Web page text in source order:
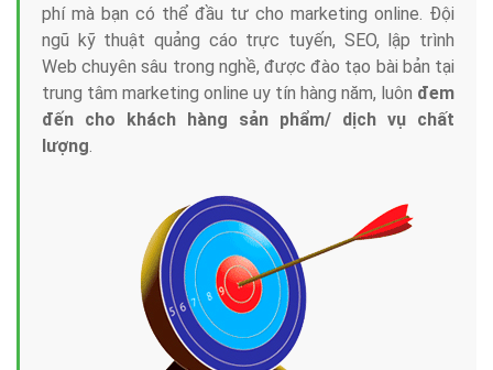
phí mà bạn có thể đầu tư cho marketing online. Đội
ngũ kỹ thuật quảng cáo trực tuyến, SEO, lập trình
Web chuyên sâu trong nghề, được đào tạo bài bản tại
trung tâm marketing online uy tín hàng năm, luôn đem
đến cho khách hàng sản phẩm/ dịch vụ chất
lượng.